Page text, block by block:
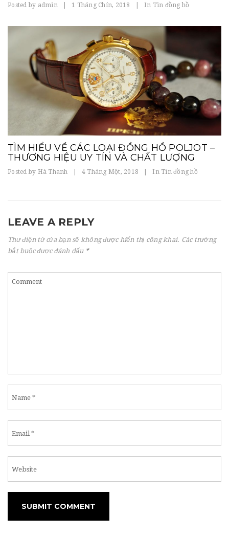
Posted by admin 1 Tháng Chín, 2018 In Tin đồng hồ
TÌM HIỂU VỀ CÁC LOẠI ĐỒNG HỒ POLJOT –
THƯƠNG HIỆU UY TÍN VÀ CHẤT LƯỢNG
Posted by Hà Thanh 4 Tháng Một, 2018 In Tin đồng hồ
LEAVE A REPLY
Thư điện tử của bạn sẽ không được hiển thị công khai. Các trường
bắt buộc được đánh dấu *